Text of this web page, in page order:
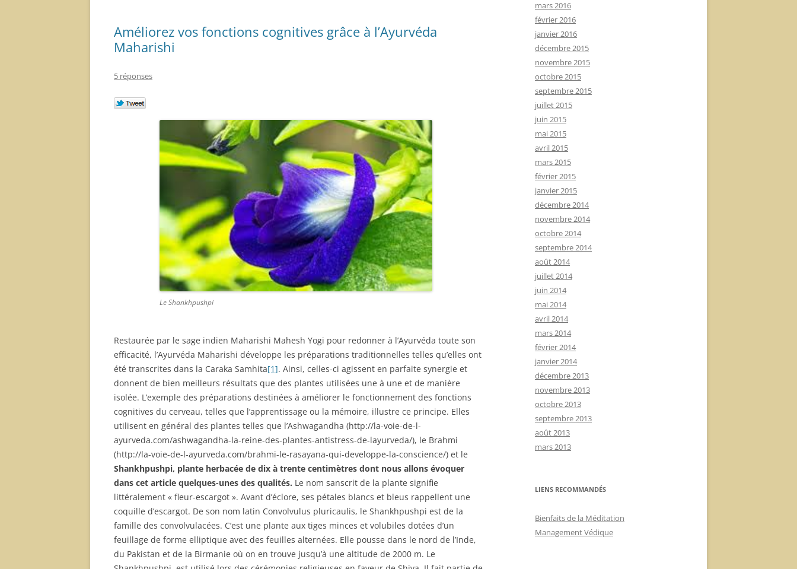
Améliorez vos fonctions cognitives grâce à l’Ayurvéda
Maharishi
5 réponses
Le Shankhpushpi
Restaurée par le sage indien Maharishi Mahesh Yogi pour redonner à l’Ayurvéda toute son
efficacité, l’Ayurvéda Maharishi développe les préparations traditionnelles telles qu’elles ont
été transcrites dans la Caraka Samhita[1]. Ainsi, celles-ci agissent en parfaite synergie et
donnent de bien meilleurs résultats que des plantes utilisées une à une et de manière
isolée. L’exemple des préparations destinées à améliorer le fonctionnement des fonctions
cognitives du cerveau, telles que l’apprentissage ou la mémoire, illustre ce principe. Elles
utilisent en général des plantes telles que l’Ashwagandha (http://la-voie-de-l-
ayurveda.com/ashwagandha-la-reine-des-plantes-antistress-de-layurveda/), le Brahmi
(http://la-voie-de-l-ayurveda.com/brahmi-le-rasayana-qui-developpe-la-conscience/) et le
Shankhpushpi, plante herbacée de dix à trente centimètres dont nous allons évoquer
dans cet article quelques-unes des qualités. Le nom sanscrit de la plante signifie
littéralement « fleur-escargot ». Avant d’éclore, ses pétales blancs et bleus rappellent une
coquille d’escargot. De son nom latin Convolvulus pluricaulis, le Shankhpushpi est de la
famille des convolvulacées. C’est une plante aux tiges minces et volubiles dotées d’un
feuillage de forme elliptique avec des feuilles alternées. Elle pousse dans le nord de l’Inde,
du Pakistan et de la Birmanie où on en trouve jusqu’à une altitude de 2000 m. Le
mars 2016
février 2016
janvier 2016
décembre 2015
novembre 2015
octobre 2015
septembre 2015
juillet 2015
juin 2015
mai 2015
avril 2015
mars 2015
février 2015
janvier 2015
décembre 2014
novembre 2014
octobre 2014
septembre 2014
août 2014
juillet 2014
juin 2014
mai 2014
avril 2014
mars 2014
février 2014
janvier 2014
décembre 2013
novembre 2013
octobre 2013
septembre 2013
août 2013
mars 2013
LIENS RECOMMANDÉS
Bienfaits de la Méditation
Management Védique